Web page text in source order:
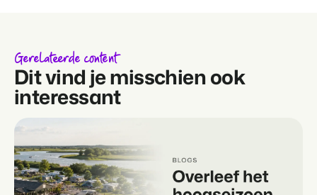
Gerelateerde content
Dit vind je misschien ook
interessant